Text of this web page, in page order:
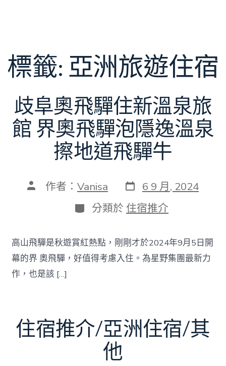
標籤: 亞洲旅遊住宿
歧阜奧飛驒住新溫泉旅
館 界奧飛驒泡隱逸溫泉
擦地道飛驒牛
文 作者： Vanisa 發
表
日
期
6 9 月, 2024
分
類
分類於 住宿推介
高山飛驒是秋遊賞紅熱點，剛剛才於2024年9月5日開
幕的界 奧飛驒，好值得考慮入住。為星野集團最新力
作，也是該 […]
住宿推介/亞洲住宿/其
他